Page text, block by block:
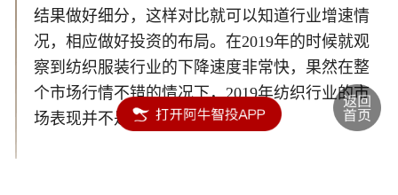
结果做好细分，这样对比就可以知道行业增速情
况，相应做好投资的布局。在2019年的时候就观
察到纺织服装行业的下降速度非常快，果然在整
个市场行情不错的情况下，2019年纺织行业的市
场表现并不是很好。